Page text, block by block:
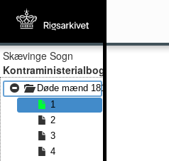
Skævinge Sogn
Kontraministerialbog
Døde mænd 1816 - Døde mænd
1
2
3
4